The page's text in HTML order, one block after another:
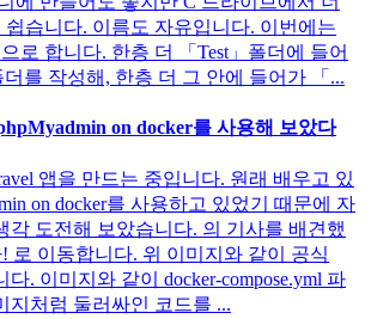
습니다. 이름도 자유입니다. 이번에는
로 합니다. 한층 더 「Test」폴더에 들어
더를 작성해, 한층 더 그 안에 들어가 「...
on docker를 사용해 보았다
앱을 만드는 중입니다. 원래 배우고 있
on docker를 사용하고 있었기 때문에 자
각 도전해 보았습니다. 의 기사를 배견했
로 이동합니다. 위 이미지와 같이 공식
. 이미지와 같이 docker-compose.yml 파
지처럼 둘러싸인 코드를 ...